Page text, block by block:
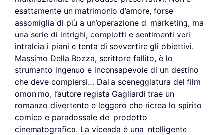
esattamente un matrimonio d’amore, forse
assomiglia di più a un’operazione di marketing, ma
una serie di intrighi, complotti e sentimenti veri
intralcia i piani e tenta di sovvertire gli obiettivi.
Massimo Della Bozza, scrittore fallito, è lo
strumento ingenuo e inconsapevole di un destino
che deve compiersi… Dalla sceneggiatura del film
omonimo, l’autore regista Gagliardi trae un
romanzo divertente e leggero che ricrea lo spirito
comico e paradossale del prodotto
cinematografico. La vicenda è una intelligente